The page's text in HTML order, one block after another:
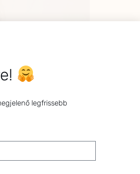
menstruációt
után már nem
gyakran kellemetlen
legfrissebb